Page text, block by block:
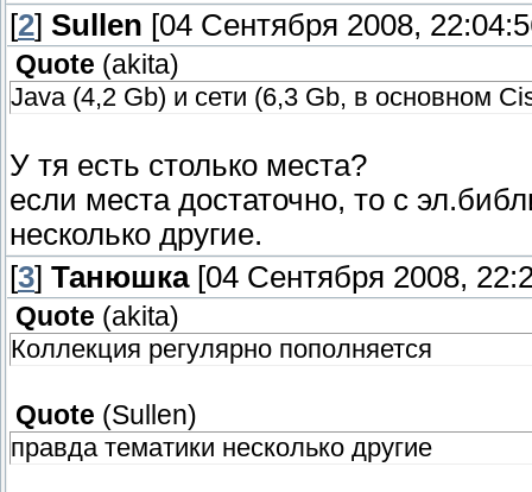
[2] Sullen [04 Сентября 2008,
Quote (akita)
Java (4,2 Gb) и сети (6,3 Gb, в основном
У тя есть столько места?
если места достаточно, то с
несколько другие.
[3] Танюшка[04 Сентября 2008,
Quote (akita)
Коллекция регулярно пополняется
Quote (Sullen)
правда тематики несколько другие